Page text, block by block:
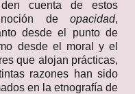
cuenta de estos
noción de opacidad,
desde el punto de
desde el moral y el
que alojan prácticas,
razones han sido
en la etnografía de